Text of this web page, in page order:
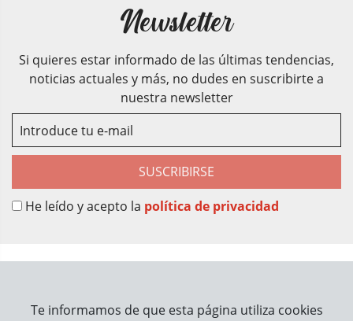
Newsletter
Si quieres estar informado de las últimas tendencias,
noticias actuales y más, no dudes en suscribirte a
nuestra newsletter
SUSCRIBIRSE
He leído y acepto la política de privacidad
Te informamos de que esta página utiliza cookies